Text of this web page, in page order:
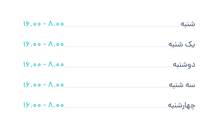
شنبه
8.00 - 16.00
یک شنبه
8.00 - 16.00
دوشنبه
8.00 - 16.00
سه شنبه
8.00 - 16.00
چهارشنبه
8.00 - 16.00